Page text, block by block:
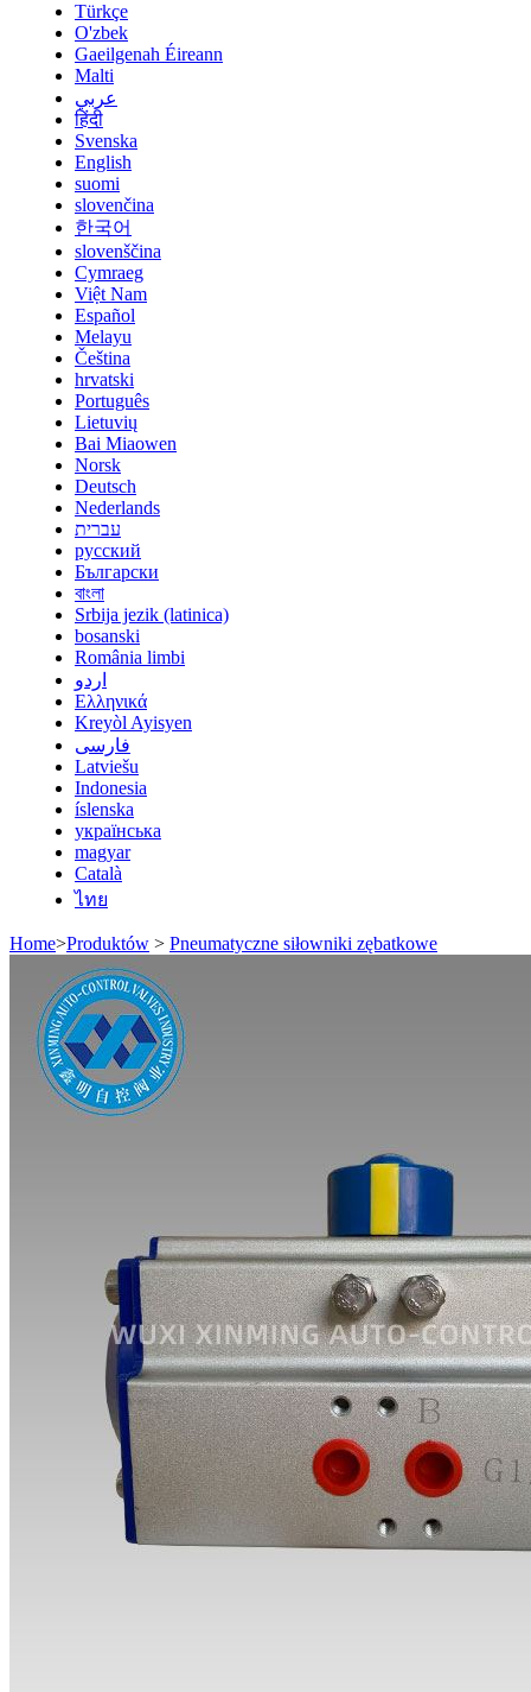
Türkçe
O'zbek
Gaeilgenah Éireann
Malti
عربي
हिंदी
Svenska
English
suomi
slovenčina
한국어
slovenščina
Cymraeg
Việt Nam
Español
Melayu
Čeština
hrvatski
Português
Lietuvių
Bai Miaowen
Norsk
Deutsch
Nederlands
עברית
русский
Български
বাংলা
Srbija jezik (latinica)
bosanski
România limbi
اردو
Ελληνικά
Kreyòl Ayisyen
فارسی
Latviešu
Indonesia
íslenska
українська
magyar
Català
ไทย
Home>Produktów > Pneumatyczne siłowniki zębatkowe